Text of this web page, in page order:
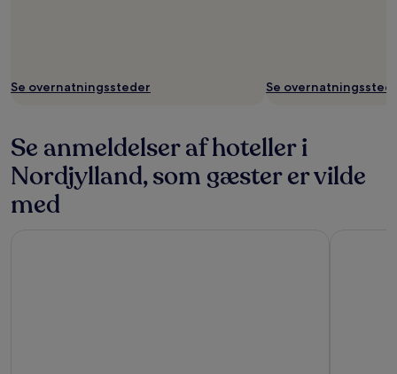
Se overnatningssteder Se
Se anmeldelser af hoteller i
Nordjylland, som gæster er vilde
med